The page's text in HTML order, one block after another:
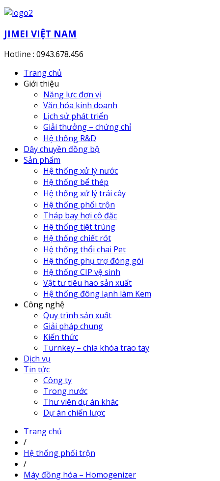
JIMEI VIỆT NAM
Hotline : 0943.678.456
Trang chủ
Giới thiệu
Năng lực đơn vị
Văn hóa kinh doanh
Lịch sử phát triển
Giải thưởng – chứng chỉ
Hệ thống R&D
Dây chuyền đồng bộ
Sản phẩm
Hệ thống xử lý nước
Hệ thống bể thép
Hệ thống xử lý trái cây
Hệ thống phối trộn
Tháp bay hơi cô đặc
Hệ thống tiệt trùng
Hệ thống chiết rót
Hệ thống thổi chai Pet
Hệ thống phụ trợ đóng gói
Hệ thống CIP vệ sinh
Vật tư tiêu hao sản xuất
Hệ thống đông lạnh làm Kem
Công nghệ
Quy trình sản xuất
Giải pháp chung
Kiến thức
Turnkey – chìa khóa trao tay
Dịch vụ
Tin tức
Công ty
Trong nước
Thư viên dự án khác
Dự án chiến lược
Trang chủ
/
Hệ thống phối trộn
/
Máy đồng hóa – Homogenizer